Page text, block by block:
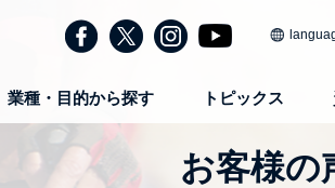
業種・目的から探す トピックス
お客様の